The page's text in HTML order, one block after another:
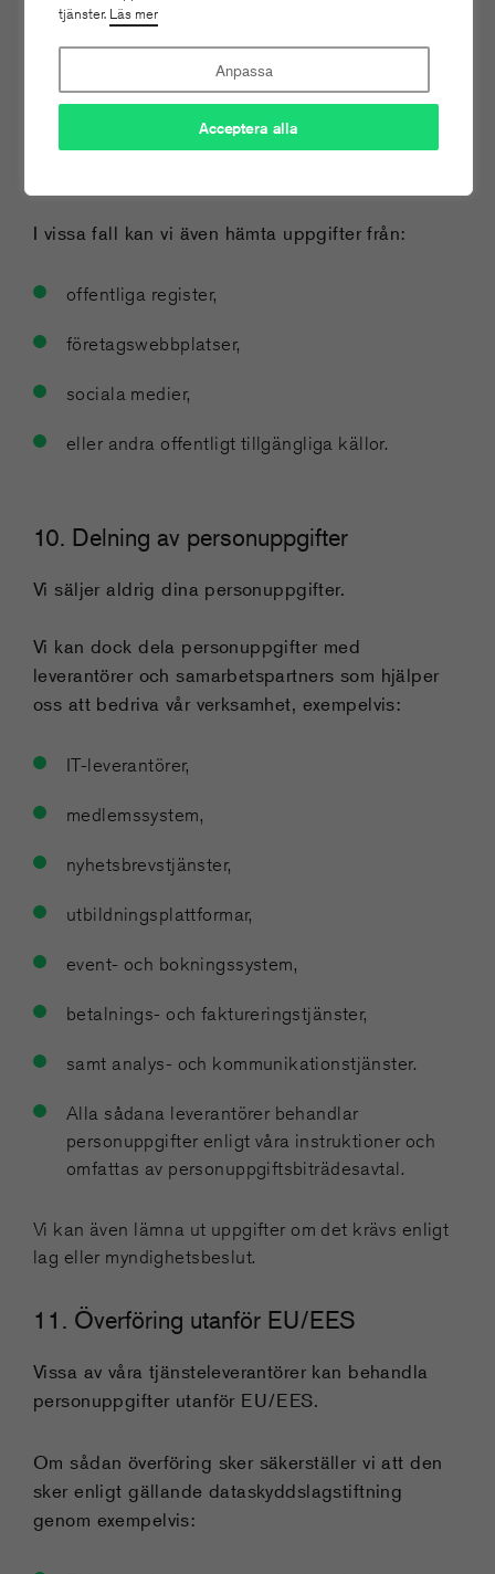
tjänster. Läs mer
Anpassa
Acceptera alla
aktivt och därefter endast så länge det behövs.
9. Varifrån vi hämtar personuppgifter
Vi samlar huvudsakligen in personuppgifter direkt
I vissa fall kan vi även hämta uppgifter från:
offentliga register,
företagswebbplatser,
sociala medier,
eller andra offentligt tillgängliga källor.
10. Delning av personuppgifter
Vi säljer aldrig dina personuppgifter.
Vi kan dock dela personuppgifter med
leverantörer och samarbetspartners som hjälper
oss att bedriva vår verksamhet, exempelvis:
IT-leverantörer,
medlemssystem,
nyhetsbrevstjänster,
utbildningsplattformar,
event- och bokningssystem,
betalnings- och faktureringstjänster,
samt analys- och kommunikationstjänster.
Alla sådana leverantörer behandlar
personuppgifter enligt våra instruktioner och
omfattas av personuppgiftsbiträdesavtal.
Vi kan även lämna ut uppgifter om det krävs enligt
lag eller myndighetsbeslut.
11. Överföring utanför EU/EES
Vissa av våra tjänsteleverantörer kan behandla
personuppgifter utanför EU/EES.
Om sådan överföring sker säkerställer vi att den
sker enligt gällande dataskyddslagstiftning
genom exempelvis: